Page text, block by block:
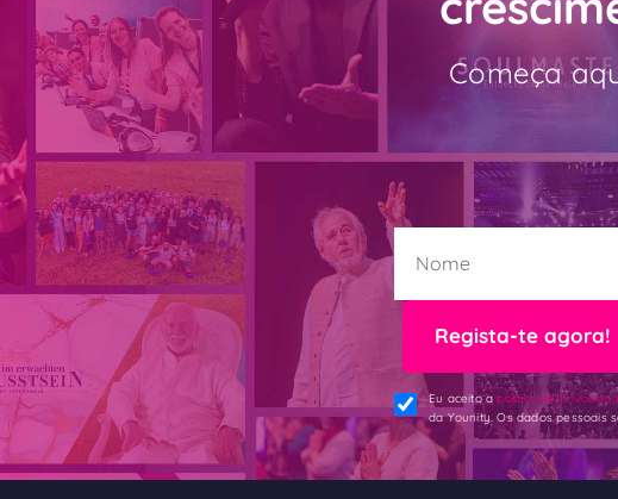
Começa
Regista-te agora!
Eu aceito apolitica de
da Younity. Os dados pessoais